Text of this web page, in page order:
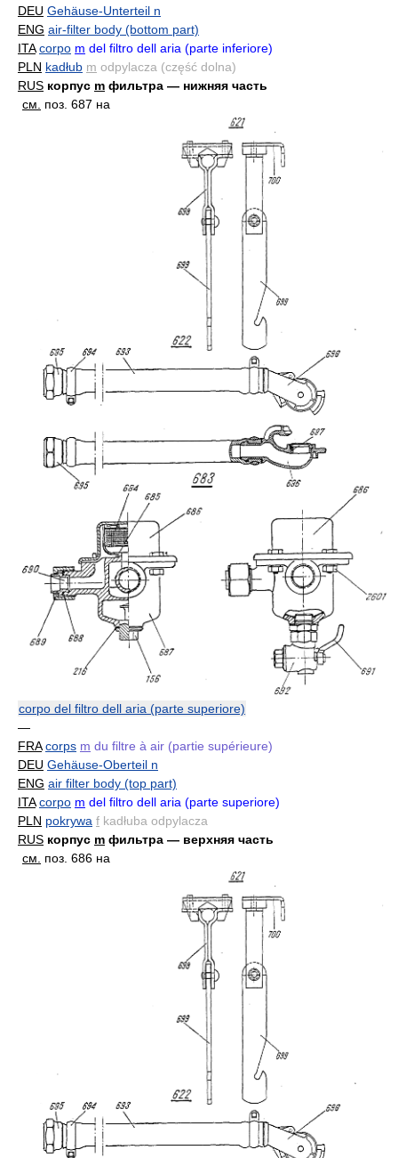
DEU Gehäuse-Unterteil n
ENG air-filter body (bottom part)
ITA corpo m del filtro dell aria (parte inferiore)
PLN kadłub m odpylacza (część dolna)
RUS корпус m фильтра — нижняя часть
см.
поз. 687 на
corpo del filtro dell aria (parte superiore)
—
FRA corps m du filtre à air (partie supérieure)
DEU Gehäuse-Oberteil n
ENG air filter body (top part)
ITA corpo m del filtro dell aria (parte superiore)
PLN pokrywa f kadłuba odpylacza
RUS корпус m фильтра — верхняя часть
см.
поз. 686 на